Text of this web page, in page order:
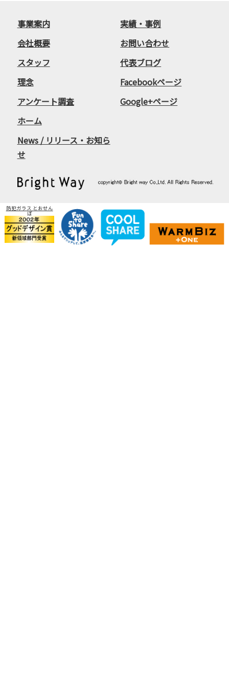
事業案内
実績・事例
会社概要
スタッフ
理念
アンケート調査
ホーム
News / リリース・お知ら
せ
お問い合わせ
代表ブログ
Facebookページ
Google+ページ
防犯ガラス とおせん
ぼ